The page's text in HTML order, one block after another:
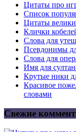
Цитаты про
Список
Цитаты
Клички
Слова для
Псевдонимы
Слова для
Имя для
Крутые ники
Красивое
словами
Свежие